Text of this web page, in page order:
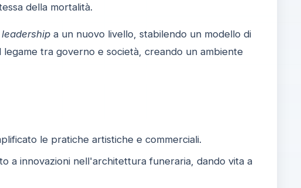
della mortalità.
leadershipa un nuovo livello, stabilendo un modello di
tra governo e società, creando un ambiente
le pratiche artistiche e commerciali.
a innovazioni nell'architettura funeraria, dando vita a